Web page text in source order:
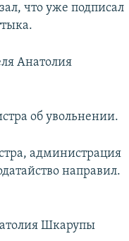
что уже подписал
Анатолия
об увольнении.
администрация
направил.
Шкарупы